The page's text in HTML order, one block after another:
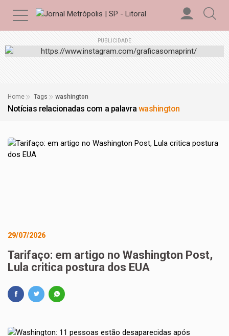
PUBLICIDADE
Home Tags washington
Notícias relacionadas com a palavra washington
29/07/2026
Tarifaço: em artigo no Washington Post,
Lula critica postura dos EUA